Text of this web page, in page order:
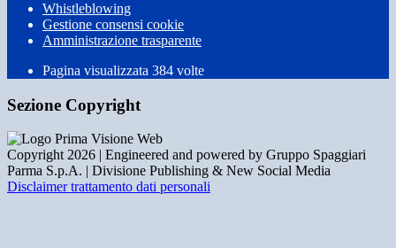
Whistleblowing
Gestione consensi cookie
Amministrazione trasparente
Pagina visualizzata 384 volte
Sezione Copyright
Copyright 2026 | Engineered and powered by Gruppo Spaggiari
Parma S.p.A. | Divisione Publishing & New Social Media
Disclaimer trattamento dati personali